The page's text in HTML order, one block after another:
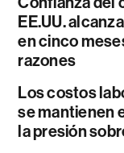
EE.UU.
en cinco
razones
Los costos
se mantienen
la presión